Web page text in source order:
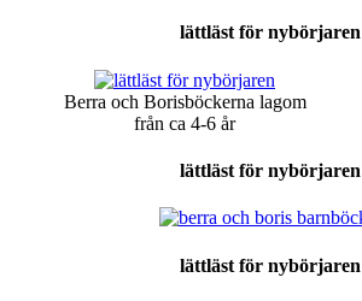
lättläst för nybörjaren
Berra och Borisböckerna lagom
från ca 4-6 år
lättläst för nybörjaren
lättläst för nybörjaren